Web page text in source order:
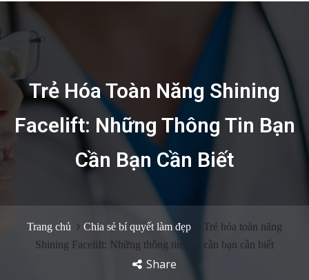
Trẻ Hóa Toàn Năng Shining
Facelift: Những Thông Tin Bạn
Cần Bạn Cần Biết
Trang chủ Chia sẻ bí quyết làm đẹp
Trẻ hóa toàn năng
Shining Facelift: Những thông tin bạn cần bạn cần biết
Share